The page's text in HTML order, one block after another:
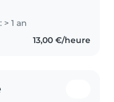
suis à l'aise avec
enfants d'âge
1 an
13,00 €/heure